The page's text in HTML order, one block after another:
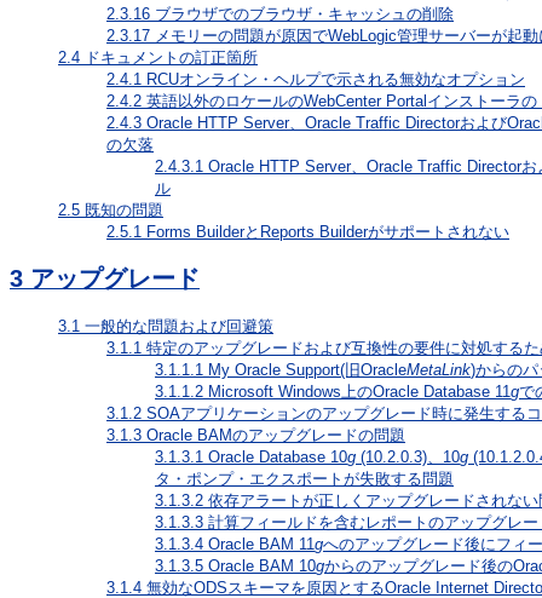
2.3.16 ブラウザでのブラウザ・キャッシュの削除
2.3.17 メモリーの問題が原因でWebLogic管理サーバーが起
2.4 ドキュメントの訂正箇所
2.4.1 RCUオンライン・ヘルプで示される無効なオプション
2.4.2 英語以外のロケールのWebCenter Portalインストーラ
2.4.3 Oracle HTTP Server、Oracle Traffic Directorおよび
の欠落
2.4.3.1 Oracle HTTP Server、Oracle Traffic Director
ル
2.5 既知の問題
2.5.1 Forms BuilderとReports Builderがサポートされない
3 アップグレード
3.1 一般的な問題および回避策
3.1.1 特定のアップグレードおよび互換性の要件に対処する
3.1.1.1 My Oracle Support(旧OracleMetaLink)からの
3.1.1.2 Microsoft Windows上のOracle Database 11 gで
3.1.2 SOAアプリケーションのアップグレード時に発生する
3.1.3 Oracle BAMのアップグレードの問題
3.1.3.1 Oracle Database 10g (10.2.0.3)、10g
タ・ポンプ・エクスポートが失敗する問題
3.1.3.2 依存アラートが正しくアップグレードされない
3.1.3.3 計算フィールドを含むレポートのアップグレ
3.1.3.4 Oracle BAM 11 gへのアップグレード後にフィ
3.1.3.5 Oracle BAM 10gからのアップグレード後の
3.1.4 無効なODSスキーマを原因とするOracle Internet